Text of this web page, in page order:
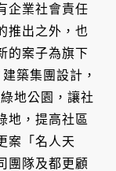
企業社會責任
推出之外，也
的案子為旗下
築集團設計，
地公園，讓社
地，提高社區
案「名人天
團隊及都更顧